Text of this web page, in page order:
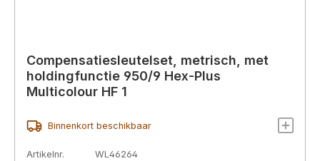
Compensatiesleutelset, metrisch, met
holdingfunctie 950/9 Hex-Plus
Multicolour HF 1
Binnenkort beschikbaar
Artikelnr.
WL46264